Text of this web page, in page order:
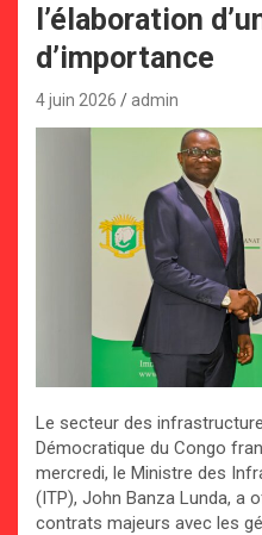
l’élaboration
d’importance
4 juin 2026 admin
Le secteur des
Démocratique du Congo
mercredi, le Ministre des
(ITP), John Banza Lunda, a
contrats majeurs avec les